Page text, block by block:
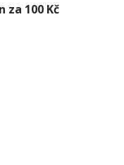
100 Kč